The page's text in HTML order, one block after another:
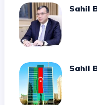
Sahil
Sahil